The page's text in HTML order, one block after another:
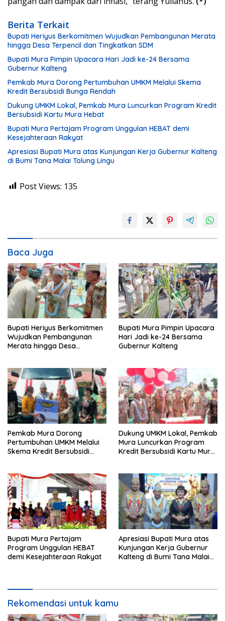
Berita Terkait
Bupati Heriyus Berkomitmen Wujudkan Pembangunan Merata
hingga Desa Terpencil dan Tingkatkan SDM
Bupati Mura Pimpin Upacara Hari Jadi ke-24 Bersama
Gubernur Kalteng
Pemkab Mura Dorong Pertumbuhan UMKM Melalui Skema
Kredit Bersubsidi Bunga Rendah
Dukung UMKM Lokal, Pemkab Mura Luncurkan Program Kredit
Bersubsidi Kartu Mura Hebat
Bupati Mura Pertajam Program Unggulan HEBAT demi
Kesejahteraan Rakyat
Apresiasi Bupati Mura atas Kunjungan Kerja Gubernur Kalteng
di Bumi Tana Malai Tolung Lingu
Post Views: 135
Baca Juga
Bupati Heriyus Berkomitmen
Wujudkan Pembangunan
Merata hingga Desa
Bupati Mura Pimpin Upacara
Hari Jadi ke-24 Bersama
Gubernur Kalteng
Pemkab Mura Dorong
Pertumbuhan UMKM Melalui
Skema Kredit Bersubsidi
Dukung UMKM Lokal, Pemkab
Mura Luncurkan Program
Kredit Bersubsidi Kartu Mura
Bupati Mura Pertajam
Program Unggulan HEBAT
demi Kesejahteraan Rakyat
Apresiasi Bupati Mura atas
Kunjungan Kerja Gubernur
Kalteng di Bumi Tana Malai
Rekomendasi untuk kamu